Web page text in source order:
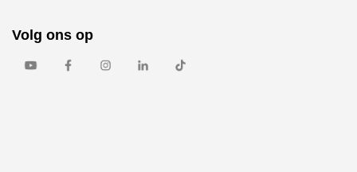
Volg ons op